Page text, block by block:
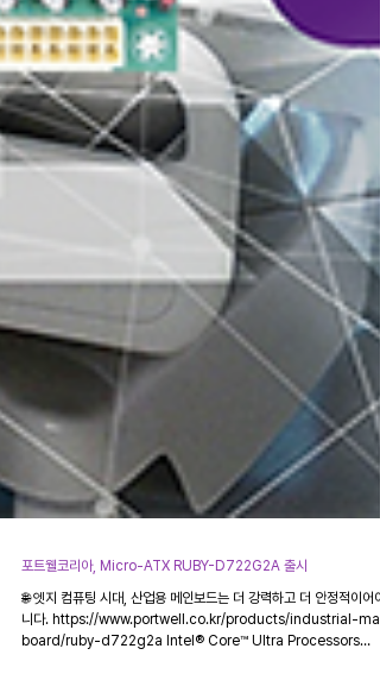
포트웰코리아, Micro-ATX RUBY-D722G2A 출시
🌐 엣지 컴퓨팅 시대, 산업용 메인보드는 더 강력하고 더 안정적이어